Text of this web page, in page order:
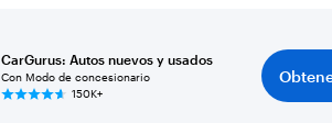
CarGurus: Autos nuevos y usados
Con Modo de concesionario
150K+